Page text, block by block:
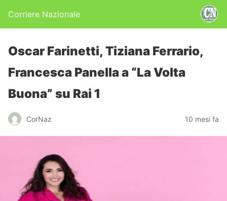
Corriere Nazionale
Oscar Farinetti, Tiziana Ferrario,
Francesca Panella a “La Volta
Buona” su Rai 1
CorNaz 10 mesi fa